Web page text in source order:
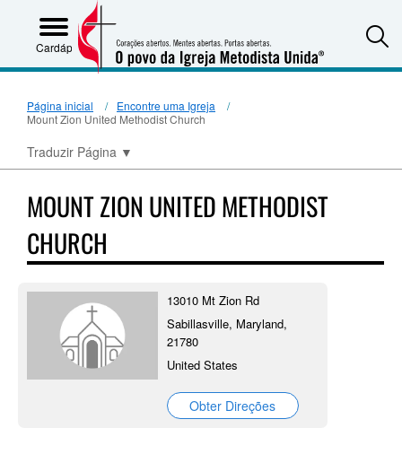
Cardápio
Página inicial
Encontre uma Igreja
Mount Zion United Methodist Church
Traduzir Página ▼
MOUNT ZION UNITED METHODIST
CHURCH
13010 Mt Zion Rd
Sabillasville, Maryland,
21780
United States
Obter Direções